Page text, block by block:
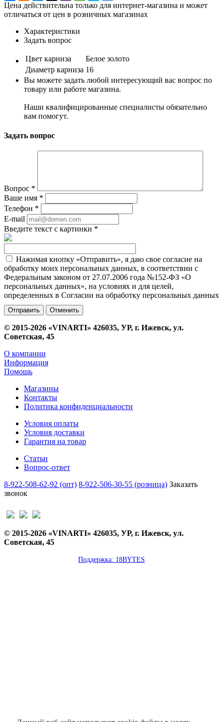
Цена действительна только для интернет-магазина и может
отличаться от цен в розничных магазинах
Характеристики
Задать вопрос
Цвет карниза
Белое золото
Диаметр карниза 16
Вы можете задать любой интересующий вас вопрос по
товару или работе магазина.
Наши квалифицированные специалисты обязательно
вам помогут.
Задать вопрос
Вопрос *
Ваше имя *
Телефон *
E-mail
Введите текст с картинки *
Нажимая кнопку «Отправить», я даю свое согласие на
обработку моих персональных данных, в соответствии с
Федеральным законом от 27.07.2006 года №152-ФЗ «О
персональных данных», на условиях и для целей,
определенных в Согласии на обработку персональных данных
Отменить
© 2015-2026 «VINARTI» 426035, УР, г. Ижевск, ул.
Советская, 45
О компании
Информация
Помощь
Магазины
Контакты
Политика конфиденциальности
Условия оплаты
Условия доставки
Гарантия на товар
Статьи
Вопрос-ответ
8-922-508-62-92 (опт) 8-922-506-30-55 (розница) Заказать
звонок
© 2015-2026 «VINARTI» 426035, УР, г. Ижевск, ул.
Советская, 45
Поддержка: 18BYTES